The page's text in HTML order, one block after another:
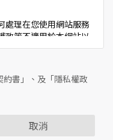
處理在您使用網站服務
政策不適用於本網站以
站所委託或參與管理的
功能服務時，我們將視
您書面同意，本網站不
書」、及「隱私權政
取消